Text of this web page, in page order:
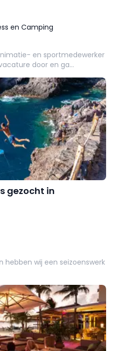
en Camping
en sportmedewerker
door en ga
gezocht in
hebben wij een seizoenswerk